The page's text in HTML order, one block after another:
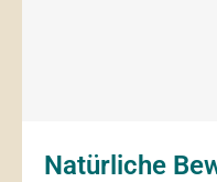
Natürliche